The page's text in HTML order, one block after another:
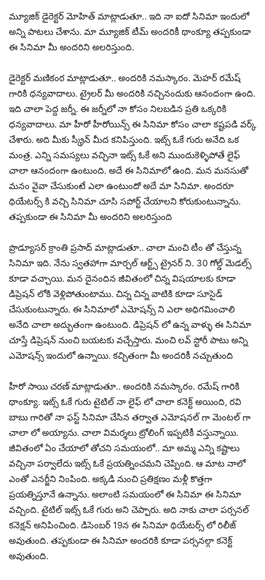
మ్యూజిక్ డైరెక్టర్ మోహిత్ మాట్లాడుతూ.. ఇది నా ఐదో సినిమా ఇందులో
అన్ని పాటలు చేశాను. మా మ్యూజిక్ టీమ్ అందరికీ థాంక్యూ తప్పకుండా
ఈ సినిమా మీ అందరిని అలరిస్తుంది.
డైరెక్టర్ మణికంఠ మాట్లాడుతూ.. అందరికి నమస్కారం. మెహర్ రమేష్
గారికి ధన్యవాదాలు. ట్రైలర్ మీ అందరికి నచ్చినందుకు ఆనందంగా ఉంది.
ఇది చాలా పెద్ద జర్నీ. ఈ జర్నీలో నా కోసం నిలబడిన ప్రతి ఒక్కరికి
ధన్యవాదాలు. మా హీరో హీరోయిన్స్ ఈ సినిమా కోసం చాలా కష్టపడి వర్క్
చేశారు. అది మీకు స్క్రీన్ మీద కనిపిస్తుంది. ఇట్స్ ఓకే గురు అనేది ఒక
మంత్ర. ఎన్ని సమస్యలు వచ్చినా ఇట్స్ ఓకే అని ముందుకెళ్ళిపోతే లైఫ్
చాలా ఆనందంగా ఉంటుంది. అదే ఈ సినిమాలో ఉంది. మన మనసుతో
మనం వైవా చేసుకుంటే ఎలా ఉంటుందో అదే మా సినిమా. అందరూ
థియేటర్స్ కి వచ్చి సినిమా చూసి సపోర్ట్ చేయాలని కోరుకుంటున్నాను.
తప్పకుండా ఈ సినిమా మీ అందరిని అలరిస్తుంది
ప్రొడ్యూసర్ క్రాంతి ప్రసాద్ మాట్లాడుతూ.. చాలా మంచి టీం తో చేస్తున్న
సినిమా ఇది. నేను స్వతహాగా మార్చల్ ఆర్ట్స్ ట్రైనర్ ని. 30 గోల్డ్ మెడల్స్
కూడా వచ్చాయి. మన దైనందిన జీవితంలో చిన్న విషయాలకు కూడా
డిప్రెషన్ లోకి వెళ్లిపోతుంటాము. చిన్న చిన్న వాటికి కూడా సూసైడ్
చేసుకుంటున్నారు. ఈ సినిమాలో ఎమోషన్స్ ని ఎలా అధిగమించాలి
అనేది చాలా అద్భుతంగా ఉంటుంది. డిప్రెషన్ లో ఉన్న వాళ్ళు ఈ సినిమా
చూస్తే డిప్రెషన్ నుంచి బయటకు వచ్చేస్తారు. మంచి లవ్ స్టోరీ పాటు అన్ని
ఎమోషన్స్ ఇందులో ఉన్నాయి. కచ్చితంగా మీ అందరికీ నచ్చుతుంది
హీరో సాయి చరణ్ మాట్లాడుతూ.. అందరికి నమస్కారం. రమేష్ గారికి
థాంక్యూ. ఇట్స్ ఓకే గురు టైటిల్ నా లైఫ్ లో చాలా కనెక్ట్ అయింది, రవి
బాబు గారితో నా ఫస్ట్ సినిమా చేసిన తర్వాత ఎమోషనల్ గా మెంటల్ గా
చాలా లో అయ్యాను. చాలా విమర్శలు ట్రోలింగ్ ఇప్పటికీ వస్తున్నాయి.
జీవితంలో ఏం చేయాలో తోచని సమయంలో.. మా అమ్మ ఎన్ని కష్టాలు
వచ్చినా పర్వాలేదు ఇట్స్ ఓకే ప్రయత్నించమని చెప్పింది. ఆ మాట నాలో
ఎంతో ఎనర్జీని నింపింది. అక్కడి నుంచి ప్రతిక్షణం మళ్లీ కొత్తగా
ప్రయత్నిస్తూనే ఉన్నాను. అలాంటి సమయంలో ఈ సినిమా ఈ సినిమా
వచ్చింది. టైటిల్ ఇట్స్ ఓకే గురు అని చెప్పారు. అది నాకు చాలా పర్సనల్
కనెక్షన్ అనిపించింది. డిసెంబర్ 19న ఈ సినిమా థియేటర్స్ లో రిలీజ్
అవుతుంది. తప్పకుండా ఈ సినిమా అందరికి కూడా పర్సనల్గా కనెక్ట్
అవుతుంది.